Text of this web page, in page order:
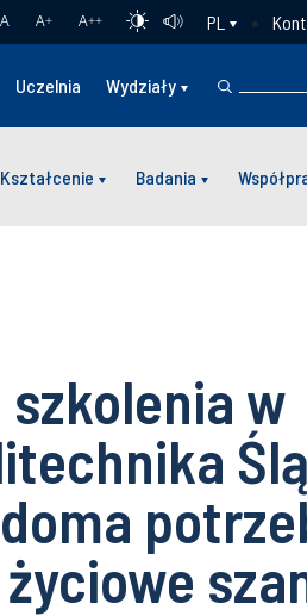
A A+ A++ PL
Uczelnia Wydziały
Kształcenie Badania
szkolenia w